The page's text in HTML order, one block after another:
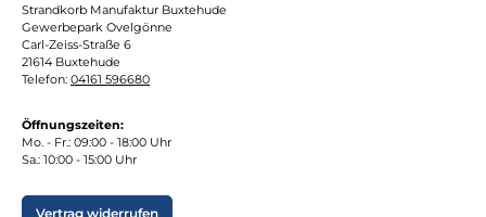
Strandkorb Manufaktur Buxtehude
Gewerbepark Ovelgönne
Carl-Zeiss-Straße 6
21614 Buxtehude
Telefon: 04161 596680
Öffnungszeiten:
Mo. - Fr.: 09:00 - 18:00 Uhr
Sa.: 10:00 - 15:00 Uhr
Vertrag widerrufen